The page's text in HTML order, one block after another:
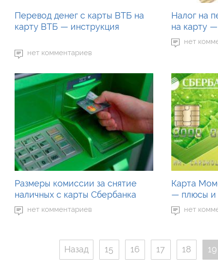
Перевод денег с карты ВТБ на
карту ВТБ — инструкция
нет комментариев
Налог на
на карту
нет
Размеры комиссии за снятие
наличных с карты Сбербанка
нет комментариев
Карта
— плюсы и
нет
Назад 15 16 17 18 19